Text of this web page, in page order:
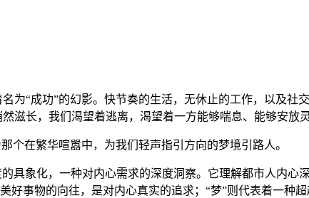
为“成功”的幻影。快节奏的生活，无休止的工作，以及社
滋长，我们渴望着逃离，渴望着一方能够喘息、能够安放灵
个在繁华喧嚣中，为我们轻声指引方向的梦境引路人。
具象化，一种对内心需求的深度洞察。它理解都市人内
事物的向往，是对内心真实的追求；“梦”则代表着一种超